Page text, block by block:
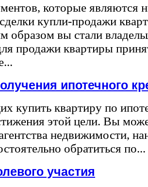
которые являются
купли-продажи
образом вы стали
продажи квартиры
ипотечного
купить квартиру по
этой цели. Вы
недвижимости,
обратиться по...
участия